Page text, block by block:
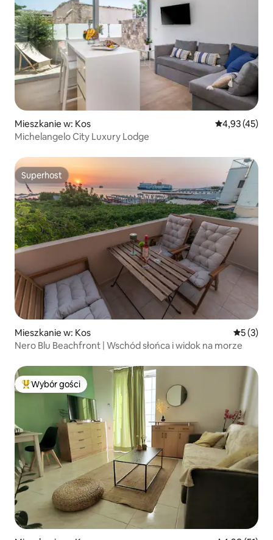
Mieszkanie w: Kos Średnia
4,93 (45)
Michelangelo City Luxury Lodge
Superhost
Superhost
Mieszkanie w: Kos Średnia
5 (3)
Nero Blu Beachfront | Wschód słońca i widok na morze
Najpopularniejsze z kategorii Wybór gości
Wybór gości